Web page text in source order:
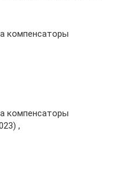
компенсаторы
компенсаторы
,